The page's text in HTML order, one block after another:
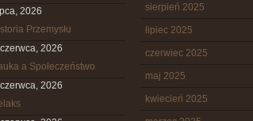
2026
Przemysłu
2026
a Społeczeństwo
2026
sierpień 2025
lipiec 2025
czerwiec 2025
maj 2025
kwiecień 2025